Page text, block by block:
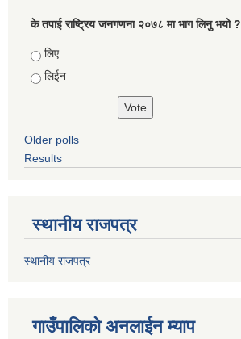
के तपाई राष्ट्रिय जनगणना २०७८ मा भाग लिनु भयो ?
Choices
लिए
लिईन
Older polls
Results
स्थानीय राजपत्र
स्थानीय राजपत्र
गाउँपालिको अनलाईन म्याप